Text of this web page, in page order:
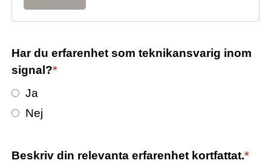
Har du erfarenhet som teknikansvarig inom
signal?*
Ja
Nej
Beskriv din relevanta erfarenhet kortfattat.*